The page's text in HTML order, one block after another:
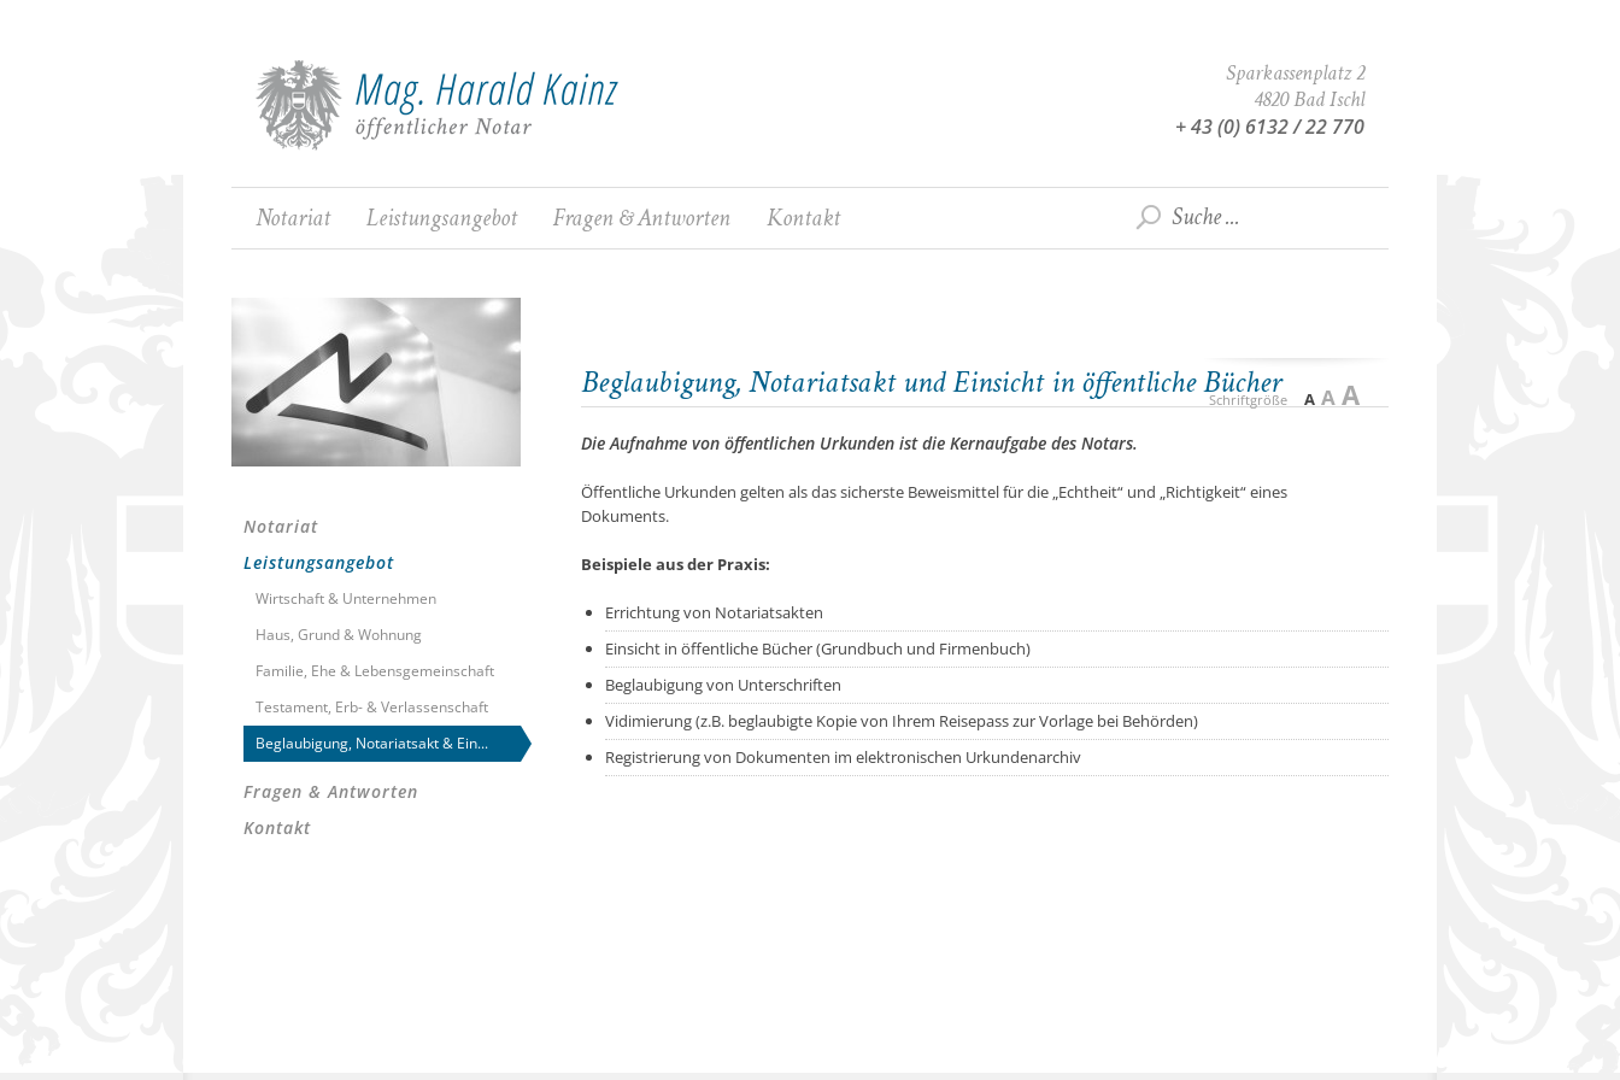
Sparkassenplatz 2
4820 Bad Ischl
+ 43 (0) 6132 / 22 770
Notariat Leistungsangebot Fragen & Antworten Kontakt
Beglaubigung, Notariatsakt und Einsicht in öffentliche Bücher
Die Aufnahme von öffentlichen Urkunden ist die Kernaufgabe des Notars.
Öffentliche Urkunden gelten als das sicherste Beweismittel für die „Echtheit“ und „Richtigkeit“ eines
Dokuments.
Beispiele aus der Praxis:
Errichtung von Notariatsakten
Einsicht in öffentliche Bücher (Grundbuch und Firmenbuch)
Beglaubigung von Unterschriften
Vidimierung (z.B. beglaubigte Kopie von Ihrem Reisepass zur Vorlage bei Behörden)
Registrierung von Dokumenten im elektronischen Urkundenarchiv
Schriftgröße A A A
Notariat
Leistungsangebot
Wirtschaft & Unternehmen
Haus, Grund & Wohnung
Familie, Ehe & Lebensgemeinschaft
Testament, Erb- & Verlassenschaft
Beglaubigung, Notariatsakt & Ein...
Fragen & Antworten
Kontakt